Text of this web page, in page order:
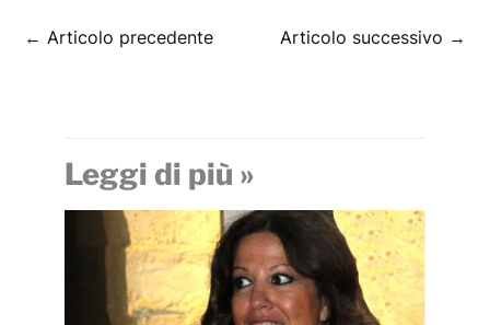
← Articolo precedente Articolo successivo →
Leggi di più »